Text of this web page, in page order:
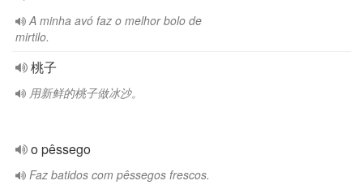
A minha avó faz o melhor bolo de
mirtilo.
桃子
用新鲜的桃子做冰沙。
o pêssego
Faz batidos com pêssegos frescos.